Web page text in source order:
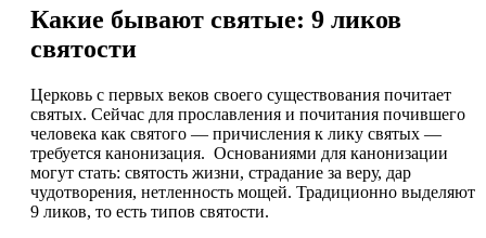
Какие бывают святые: 9 ликов
святости
Церковь с первых веков своего существования почитает
святых. Сейчас для прославления и почитания почившего
человека как святого — причисления к лику святых —
требуется канонизация. Основаниями для канонизации
могут стать: святость жизни, страдание за веру, дар
чудотворения, нетленность мощей. Традиционно выделяют
9 ликов, то есть типов святости.